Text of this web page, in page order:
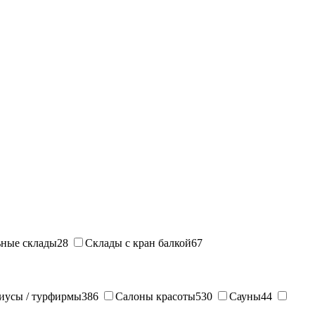
склады28 Склады с кран балкой67
/ турфирмы386 Салоны красоты530 Сауны44